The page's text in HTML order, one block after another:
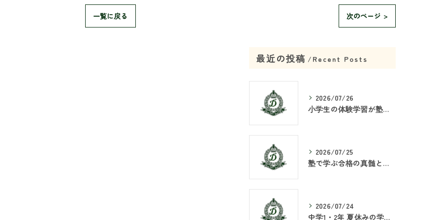
一覧に戻る 次のページ >
最近の投稿 Recent Posts
2026/07/26
小学生の体験学習が塾で重要な理由
2026/07/25
塾で学ぶ合格の真髄とは何か
2026/07/24
中学1・2年 夏休みの学習戦略